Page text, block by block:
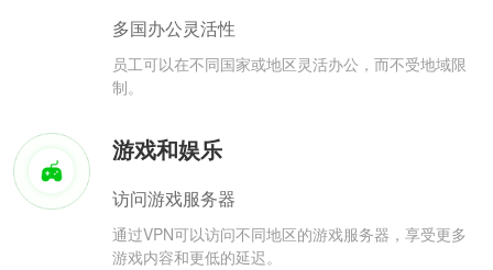
多国办公灵活性
员工可以在不同国家或地区灵活办公，而不受地域限
制。
游戏和娱乐
访问游戏服务器
通过VPN可以访问不同地区的游戏服务器，享受更多
游戏内容和更低的延迟。